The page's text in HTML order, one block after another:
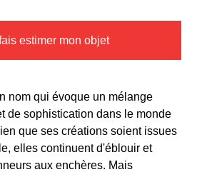
estimer mon objet
nom qui évoque un mélange
de sophistication dans le monde
que ses créations soient issues
elles continuent d'éblouir et
aux enchères. Mais